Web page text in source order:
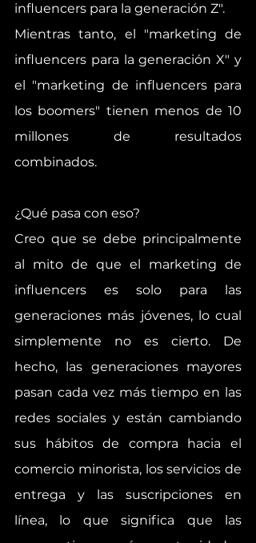
influencers para la generación Z".
Mientras tanto, el "marketing de
influencers para la generación X" y
el "marketing de influencers para
los boomers" tienen menos de 10
millones de resultados
combinados.
¿Qué pasa con eso?
Creo que se debe principalmente
al mito de que el marketing de
influencers es solo para las
generaciones más jóvenes, lo cual
simplemente no es cierto. De
hecho, las generaciones mayores
pasan cada vez más tiempo en las
redes sociales y están cambiando
sus hábitos de compra hacia el
comercio minorista, los servicios de
entrega y las suscripciones en
línea, lo que significa que las